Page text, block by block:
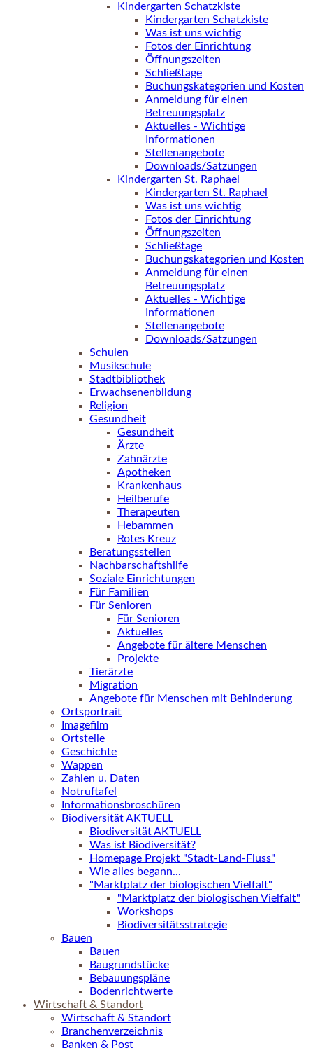
Kindergarten Schatzkiste
Kindergarten Schatzkiste
Was ist uns wichtig
Fotos der Einrichtung
Öffnungszeiten
Schließtage
Buchungskategorien und Kosten
Anmeldung für einen
Betreuungsplatz
Aktuelles - Wichtige
Informationen
Stellenangebote
Downloads/Satzungen
Kindergarten St. Raphael
Kindergarten St. Raphael
Was ist uns wichtig
Fotos der Einrichtung
Öffnungszeiten
Schließtage
Buchungskategorien und Kosten
Anmeldung für einen
Betreuungsplatz
Aktuelles - Wichtige
Informationen
Stellenangebote
Downloads/Satzungen
Schulen
Musikschule
Stadtbibliothek
Erwachsenenbildung
Religion
Gesundheit
Gesundheit
Ärzte
Zahnärzte
Apotheken
Krankenhaus
Heilberufe
Therapeuten
Hebammen
Rotes Kreuz
Beratungsstellen
Nachbarschaftshilfe
Soziale Einrichtungen
Für Familien
Für Senioren
Für Senioren
Aktuelles
Angebote für ältere Menschen
Projekte
Tierärzte
Migration
Angebote für Menschen mit Behinderung
Ortsportrait
Imagefilm
Ortsteile
Geschichte
Wappen
Zahlen u. Daten
Notruftafel
Informationsbroschüren
Biodiversität AKTUELL
Biodiversität AKTUELL
Was ist Biodiversität?
Homepage Projekt "Stadt-Land-Fluss"
Wie alles begann...
"Marktplatz der biologischen Vielfalt"
"Marktplatz der biologischen Vielfalt"
Workshops
Biodiversitätsstrategie
Bauen
Bauen
Baugrundstücke
Bebauungspläne
Bodenrichtwerte
Wirtschaft & Standort
Wirtschaft & Standort
Branchenverzeichnis
Banken & Post